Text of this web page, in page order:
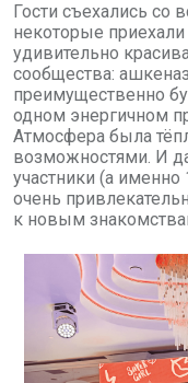
Гости съехались со
некоторые
удивительно
сообщества:
преимущественно
одном энергичном
Атмосфера была
возможностями. И
участники (а
очень
к новым